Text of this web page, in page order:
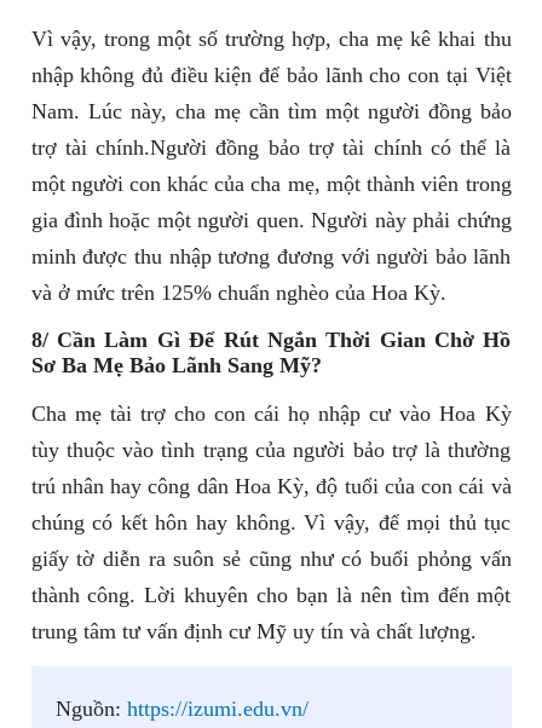
Vì vậy, trong một số trường hợp, cha mẹ kê khai thu
nhập không đủ điều kiện để bảo lãnh cho con tại Việt
Nam. Lúc này, cha mẹ cần tìm một người đồng bảo
trợ tài chính.Người đồng bảo trợ tài chính có thể là
một người con khác của cha mẹ, một thành viên trong
gia đình hoặc một người quen. Người này phải chứng
minh được thu nhập tương đương với người bảo lãnh
và ở mức trên 125% chuẩn nghèo của Hoa Kỳ.
8/ Cần Làm Gì Để Rút Ngắn Thời Gian Chờ Hồ
Sơ Ba Mẹ Bảo Lãnh Sang Mỹ?
Cha mẹ tài trợ cho con cái họ nhập cư vào Hoa Kỳ
tùy thuộc vào tình trạng của người bảo trợ là thường
trú nhân hay công dân Hoa Kỳ, độ tuổi của con cái và
chúng có kết hôn hay không. Vì vậy, để mọi thủ tục
giấy tờ diễn ra suôn sẻ cũng như có buổi phỏng vấn
thành công. Lời khuyên cho bạn là nên tìm đến một
trung tâm tư vấn định cư Mỹ uy tín và chất lượng.
Nguồn: https://izumi.edu.vn/